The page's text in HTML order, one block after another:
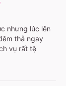
nên kiểm tra
nhưng lúc lên
thả ngay
vụ rất tệ